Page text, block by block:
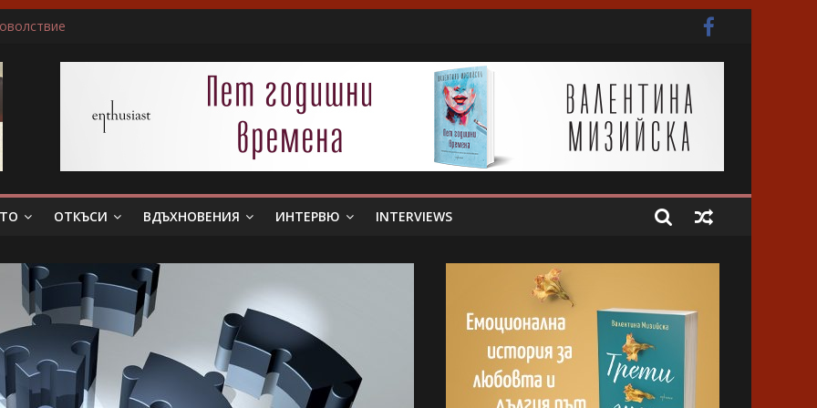
беше истински съпруг…”
Слава богу, отговори той…”
всяка сцена преживявам силно, както ако ми се случва в живота
ОТКЪСИ ВДЪХНОВЕНИЯ ИНТЕРВЮ INTERVIEWS